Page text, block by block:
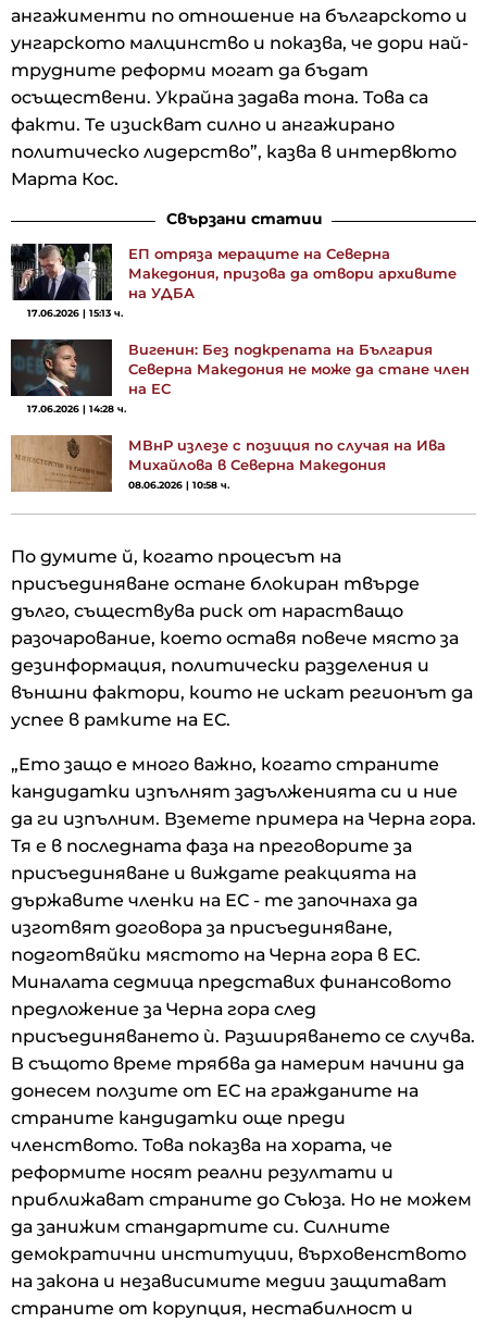
ангажименти по отношение на българското и
унгарското малцинство и показва, че дори най-
трудните реформи могат да бъдат
осъществени. Украйна задава тона. Това са
факти. Те изискват силно и ангажирано
политическо лидерство”, казва в интервюто
Марта Кос.
Свързани статии
ЕП отряза мераците на Северна
Македония, призова да отвори архивите
на УДБА
17.06.2026 | 15:13 ч.
Вигенин: Без подкрепата на България
Северна Македония не може да стане член
на ЕС
17.06.2026 | 14:28 ч.
МВнР излезе с позиция по случая на Ива
Михайлова в Северна Македония
08.06.2026 | 10:58 ч.
По думите й, когато процесът на
присъединяване остане блокиран твърде
дълго, съществува риск от нарастващо
разочарование, което оставя повече място за
дезинформация, политически разделения и
външни фактори, които не искат регионът да
успее в рамките на ЕС.
„Ето защо е много важно, когато страните
кандидатки изпълнят задълженията си и ние
да ги изпълним. Вземете примера на Черна гора.
Тя е в последната фаза на преговорите за
присъединяване и виждате реакцията на
държавите членки на ЕС - те започнаха да
изготвят договора за присъединяване,
подготвяйки мястото на Черна гора в ЕС.
Миналата седмица представих финансовото
предложение за Черна гора след
присъединяването ѝ. Разширяването се случва.
В същото време трябва да намерим начини да
донесем ползите от ЕС на гражданите на
страните кандидатки още преди
членството. Това показва на хората, че
реформите носят реални резултати и
приближават страните до Съюза. Но не можем
да занижим стандартите си. Силните
демократични институции, върховенството
на закона и независимите медии защитават
страните от корупция, нестабилност и